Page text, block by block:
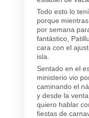
Todo esto lo
porque
por semana
fantástico,
cara con el
isla.
Sentado en el
ministerio vio
caminando el
y desde la
quiero hablar
fiestas de